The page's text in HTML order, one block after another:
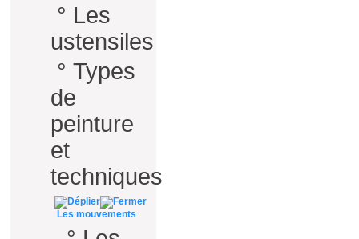
° Les
ustensiles
° Types
de
peinture
et
techniques
Les mouvements